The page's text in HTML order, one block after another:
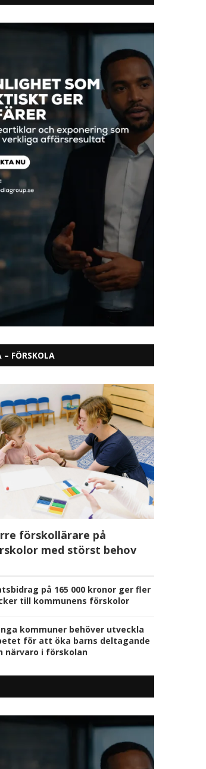
är byggt för
som inte längre
2026
Många vill bli
cybersäkerhetsexpert
april 24, 2026
– FÖRSKOLA
förskollärare på
med störst behov
på 165 000 kronor ger fler
till kommunens förskolor
kommuner behöver utveckla
för att öka barns deltagande
närvaro i förskolan